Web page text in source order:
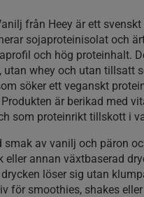
från Heey är ett
sojaproteinisolat och
och hög proteinhalt.
utan whey och utan tillsatt
söker ett veganskt
är berikad med
som proteinrikt tillskott i
smak av vanilj och päron
eller annan växtbaserad
löser sig utan
för smoothies, shakes